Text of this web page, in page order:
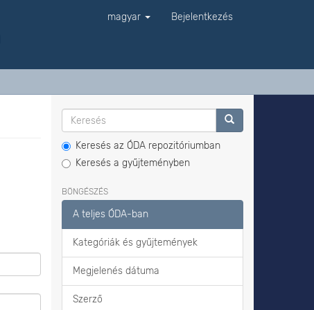
magyar Bejelentkezés
Keresés az ÓDA repozitóriumban
Keresés a gyűjteményben
BÖNGÉSZÉS
A teljes ÓDA-ban
Kategóriák és gyűjtemények
Megjelenés dátuma
Szerző